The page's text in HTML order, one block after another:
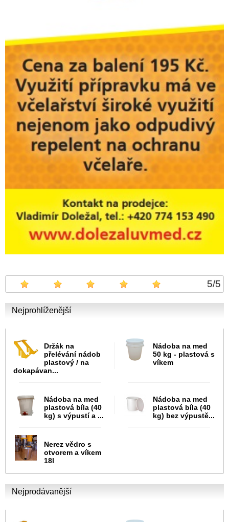
5/5
Nejprohlíženější
Držák na
přelévání nádob
plastový / na
dokapávan...
Nádoba na med
50 kg - plastová s
víkem
Nádoba na med
plastová bíla (40
kg) s výpustí a ...
Nádoba na med
plastová bíla (40
kg) bez výpustě...
Nerez vědro s
otvorem a víkem
18l
Nejprodávanější